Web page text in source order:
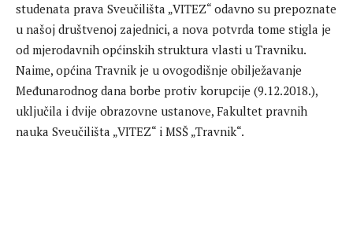
studenata prava Sveučilišta „VITEZ“ odavno su prepoznate
u našoj društvenoj zajednici, a nova potvrda tome stigla je
od mjerodavnih općinskih struktura vlasti u Travniku.
Naime, općina Travnik je u ovogodišnje obilježavanje
Međunarodnog dana borbe protiv korupcije (9.12.2018.),
uključila i dvije obrazovne ustanove, Fakultet pravnih
nauka Sveučilišta „VITEZ“ i MSŠ „Travnik“.